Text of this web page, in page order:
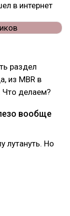
в интернет
раздел
из MBR в
Что делаем?
вообще
лутануть. Но